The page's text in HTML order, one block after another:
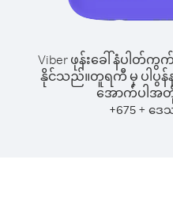
Viber ဖုန်းခေါ်နံပါတ်ကွ
နိုင်သည်။တူရကီ မှ ပါပွန်
အောက်ပါအတိုင်
+675+ ဒေ